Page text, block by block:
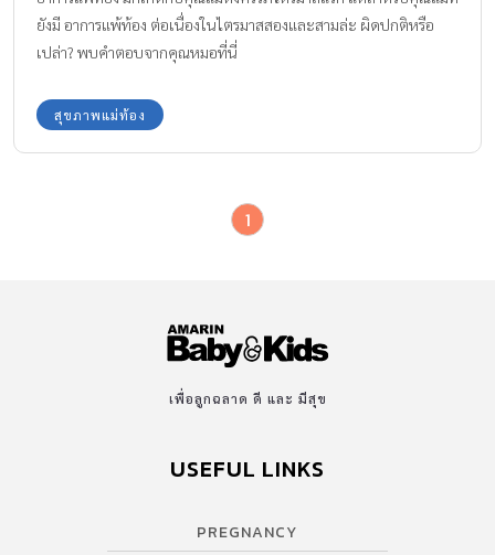
ยังมี อาการแพ้ท้อง ต่อเนื่องในไตรมาสสองและสามล่ะ ผิดปกติหรือ
เปล่า? พบคำตอบจากคุณหมอที่นี่
สุขภาพแม่ท้อง
1
เพื่อลูกฉลาด ดี และ มีสุข
USEFUL LINKS
PREGNANCY